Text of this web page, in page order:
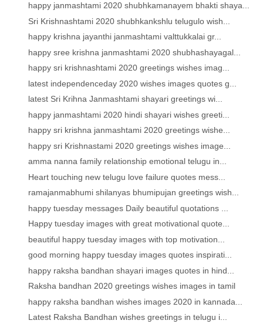
happy janmashtami 2020 shubhkamanayem bhakti shaya...
Sri Krishnashtami 2020 shubhkankshlu telugulo wish...
happy krishna jayanthi janmashtami valttukkalai gr...
happy sree krishna janmashtami 2020 shubhashayagal...
happy sri krishnashtami 2020 greetings wishes imag...
latest independenceday 2020 wishes images quotes g...
latest Sri Krihna Janmashtami shayari greetings wi...
happy janmashtami 2020 hindi shayari wishes greeti...
happy sri krishna janmashtami 2020 greetings wishe...
happy sri Krishnastami 2020 greetings wishes image...
amma nanna family relationship emotional telugu in...
Heart touching new telugu love failure quotes mess...
ramajanmabhumi shilanyas bhumipujan greetings wish...
happy tuesday messages Daily beautiful quotations ...
Happy tuesday images with great motivational quote...
beautiful happy tuesday images with top motivation...
good morning happy tuesday images quotes inspirati...
happy raksha bandhan shayari images quotes in hind...
Raksha bandhan 2020 greetings wishes images in tamil
happy raksha bandhan wishes images 2020 in kannada...
Latest Raksha Bandhan wishes greetings in telugu i...